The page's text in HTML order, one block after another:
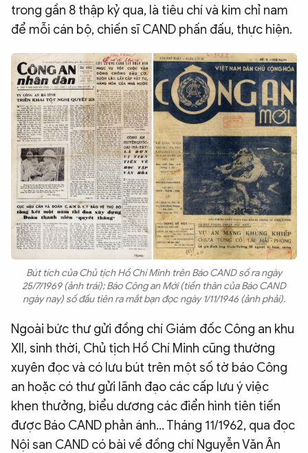
trong gần 8 thập kỷ qua, là tiêu chí và kim chỉ nam
để mỗi cán bộ, chiến sĩ CAND phấn đấu, thực hiện.
Bút tích của Chủ tịch Hồ Chí Minh trên Báo CAND số ra ngày
25/7/1969 (ảnh trái); Báo Công an Mới (tiền thân của Báo CAND
ngày nay) số đầu tiên ra mắt bạn đọc ngày 1/11/1946 (ảnh phải).
Ngoài bức thư gửi đồng chí Giám đốc Công an khu
XII, sinh thời, Chủ tịch Hồ Chí Minh cũng thường
xuyên đọc và có lưu bút trên một số tờ báo Công
an hoặc có thư gửi lãnh đạo các cấp lưu ý việc
khen thưởng, biểu dương các điển hình tiên tiến
được Báo CAND phản ánh... Tháng 11/1962, qua đọc
Nội san CAND có bài về đồng chí Nguyễn Văn Ân